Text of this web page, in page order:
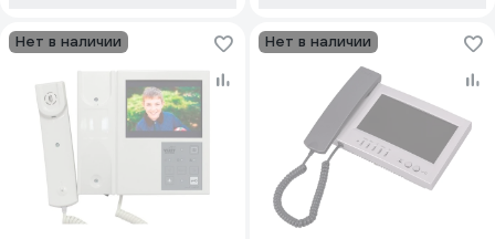
Нет в наличии Нет в наличии